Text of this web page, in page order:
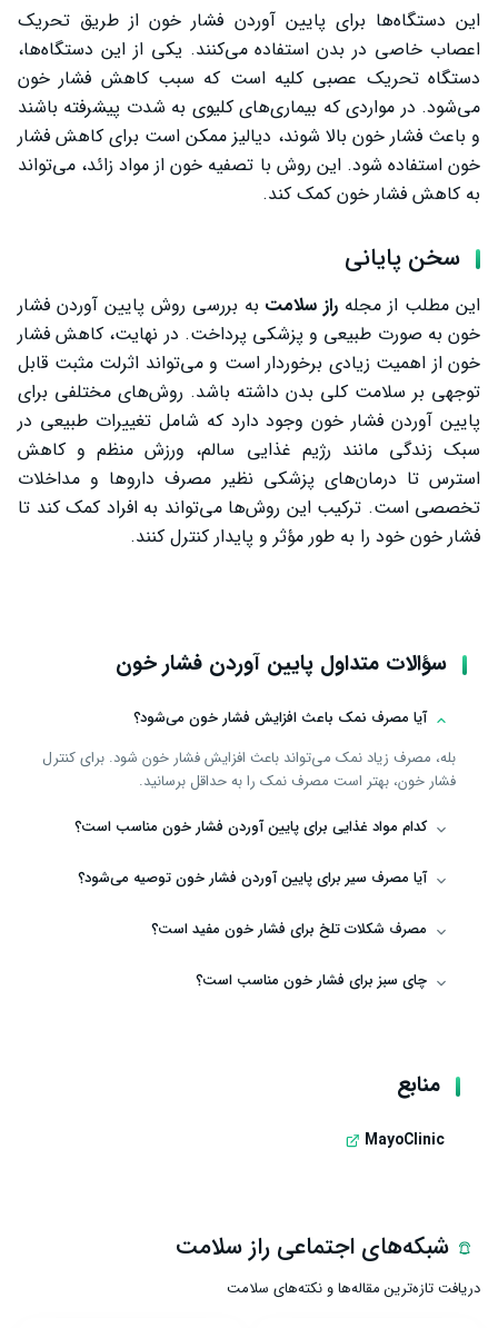
این دستگاه‌ها برای پایین آوردن فشار خون از طریق تحریک
اعصاب خاصی در بدن استفاده می‌کنند. یکی از این دستگاه‌ها،
دستگاه تحریک عصبی کلیه است که سبب کاهش فشار خون
می‌شود. در مواردی که بیماری‌های کلیوی به شدت پیشرفته باشند
و باعث فشار خون بالا شوند، دیالیز ممکن است برای کاهش فشار
خون استفاده شود. این روش با تصفیه خون از مواد زائد، می‌تواند
به کاهش فشار خون کمک کند.
سخن پایانی
این مطلب از مجله راز سلامت به بررسی روش پایین آوردن فشار
خون به صورت طبیعی و پزشکی پرداخت. در نهایت، کاهش فشار
خون از اهمیت زیادی برخوردار است و می‌تواند اثرلت مثبت قابل
توجهی بر سلامت کلی بدن داشته باشد. روش‌های مختلفی برای
پایین آوردن فشار خون وجود دارد که شامل تغییرات طبیعی در
سبک زندگی مانند رژیم غذایی سالم، ورزش منظم و کاهش
استرس تا درمان‌های پزشکی نظیر مصرف داروها و مداخلات
تخصصی است. ترکیب این روش‌ها می‌تواند به افراد کمک کند تا
فشار خون خود را به طور مؤثر و پایدار کنترل کنند.
سؤالات متداول پایین آوردن فشار خون
آیا مصرف نمک باعث افزایش فشار خون می‌شود؟
بله، مصرف زیاد نمک می‌تواند باعث افزایش فشار خون شود. برای کنترل
فشار خون، بهتر است مصرف نمک را به حداقل برسانید.
کدام مواد غذایی برای پایین آوردن فشار خون مناسب است؟
آیا مصرف سیر برای پایین آوردن فشار خون توصیه می‌شود؟
مصرف شکلات تلخ برای فشار خون مفید است؟
چای سبز برای فشار خون مناسب است؟
منابع
MayoClinic
شبکه‌های اجتماعی راز سلامت
دریافت تازه‌ترین مقاله‌ها و نکته‌های سلامت